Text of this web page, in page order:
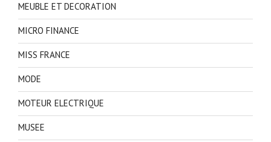
MEUBLE ET DECORATION
MICRO FINANCE
MISS FRANCE
MODE
MOTEUR ELECTRIQUE
MUSEE